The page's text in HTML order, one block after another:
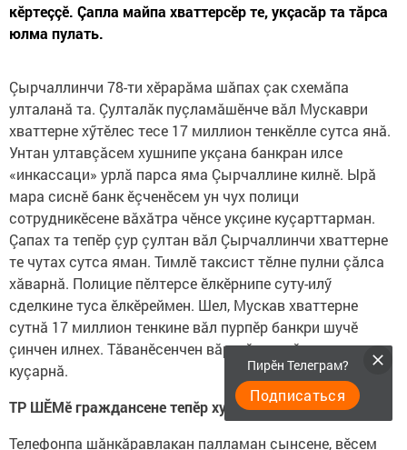
кӗртеççӗ. Çапла майпа хваттерсӗр те, укçасăр та тăрса
юлма пулать.
Çырчаллинчи 78-ти хӗрарăма шăпах çак схемăпа
улталанă та. Çулталăк пуçламăшӗнче вăл Мускаври
хваттерне хӳтӗлес тесе 17 миллион тенкӗлле сутса янă.
Унтан ултавçăсем хушнипе укçана банкран илсе
«инкассаци» урлă парса яма Çырчаллине килнӗ. Ырă
мара сиснӗ банк ӗçченӗсем ун чух полици
сотрудникӗсене вăхăтра чӗнсе укçине куçарттарман.
Çапах та тепӗр çур çултан вăл Çырчаллинчи хваттерне
те чутах сутса яман. Тимлӗ таксист тӗлне пулни çăлса
хăварнă. Полицие пӗлтерсе ӗлкӗрнипе суту-илӳ
сделкине туса ӗлкӗреймен. Шел, Мускав хваттерне
сутнă 17 миллион тенкине вăл пурпӗр банкри шучӗ
çинчен илнех. Тăванӗсенчен вăрттăн шулӗксене
куçарнă.
ТР ШӖМӗ граждансене тепӗр хут асăрхаттарать:
Телефонпа шăнкăравлакан палламан çынсене, вӗсем
Пирӗн Телеграм?
Подписаться